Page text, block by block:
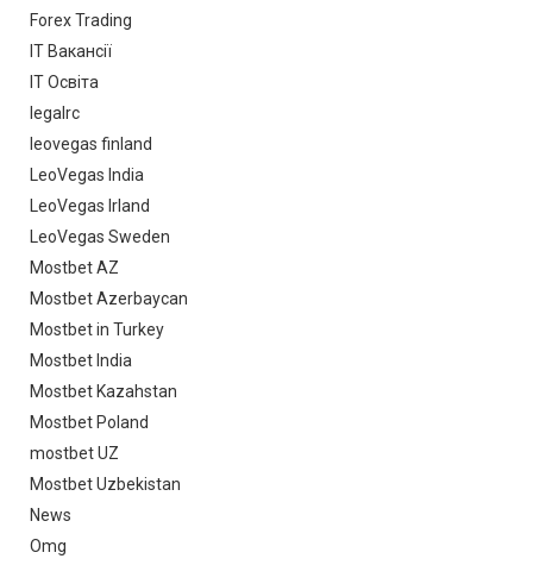
Forex Trading
IT Вакансії
IT Освіта
legalrc
leovegas finland
LeoVegas India
LeoVegas Irland
LeoVegas Sweden
Mostbet AZ
Mostbet Azerbaycan
Mostbet in Turkey
Mostbet India
Mostbet Kazahstan
Mostbet Poland
mostbet UZ
Mostbet Uzbekistan
News
Omg